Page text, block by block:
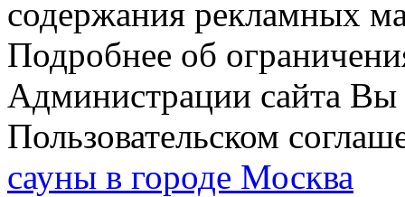
содержания рекламных
Подробнее об
Администрации сайта Вы
Пользовательском
сауны в городе Москва